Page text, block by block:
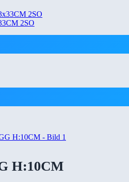
2SO
H:10CM